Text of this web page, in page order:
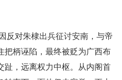
反对朱棣出兵征讨安南，与帝
把柄诬陷，最终被贬为广西布
趾，远离权力中枢。从内阁首